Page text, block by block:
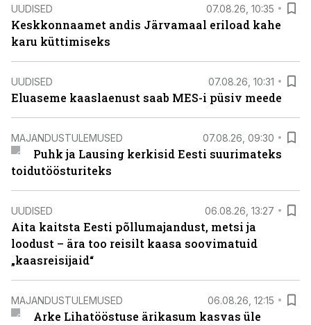
UUDISED 07.08.26, 10:35
Keskkonnaamet andis Järvamaal eriload kahe
karu küttimiseks
UUDISED 07.08.26, 10:31
Eluaseme kaaslaenust saab MES-i püsiv meede
MAJANDUSTULEMUSED 07.08.26, 09:30
Puhk ja Lausing kerkisid Eesti suurimateks
toidutöösturiteks
UUDISED 06.08.26, 13:27
Aita kaitsta Eesti põllumajandust, metsi ja
loodust – ära too reisilt kaasa soovimatuid
„kaasreisijaid“
MAJANDUSTULEMUSED 06.08.26, 12:15
Arke Lihatööstuse ärikasum kasvas üle